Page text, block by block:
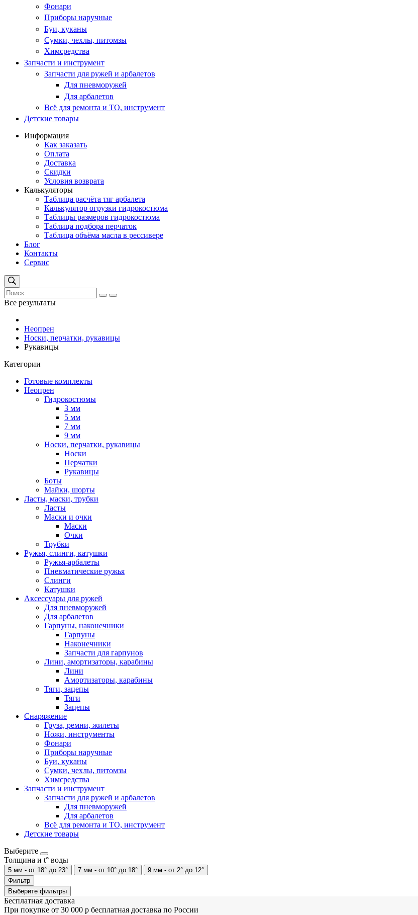
Фонари
Приборы наручные
Буи, куканы
Сумки, чехлы, питомзы
Химсредства
Запчасти и инструмент
Запчасти для ружей и арбалетов
Для пневморужей
Для арбалетов
Всё для ремонта и ТО, инструмент
Детские товары
Информация
Как заказать
Оплата
Доставка
Скидки
Условия возврата
Калькуляторы
Таблица расчёта тяг арбалета
Калькулятор огрузки гидрокостюма
Таблицы размеров гидрокостюма
Таблица подбора перчаток
Таблица объёма масла в рессивере
Блог
Контакты
Сервис
Все результаты
Неопрен
Носки, перчатки, рукавицы
Рукавицы
Категории
Готовые комплекты
Неопрен
Гидрокостюмы
3 мм
5 мм
7 мм
9 мм
Носки, перчатки, рукавицы
Носки
Перчатки
Рукавицы
Боты
Майки, шорты
Ласты, маски, трубки
Ласты
Маски и очки
Маски
Очки
Трубки
Ружья, слинги, катушки
Ружья-арбалеты
Пневматические ружья
Слинги
Катушки
Аксессуары для ружей
Для пневморужей
Для арбалетов
Гарпуны, наконечники
Гарпуны
Наконечники
Запчасти для гарпунов
Лини, амортизаторы, карабины
Лини
Амортизаторы, карабины
Тяги, зацепы
Тяги
Зацепы
Снаряжение
Груза, ремни, жилеты
Ножи, инструменты
Фонари
Приборы наручные
Буи, куканы
Сумки, чехлы, питомзы
Химсредства
Запчасти и инструмент
Запчасти для ружей и арбалетов
Для пневморужей
Для арбалетов
Всё для ремонта и ТО, инструмент
Детские товары
Выберите
Толщина и t° воды
5 мм - от 18° до 23° 7 мм - от 10° до 18°
9 мм - от 2° до 12°
Фильтр
Выберите фильтры
Бесплатная доставка
При покупке от 30 000 р бесплатная доставка по России